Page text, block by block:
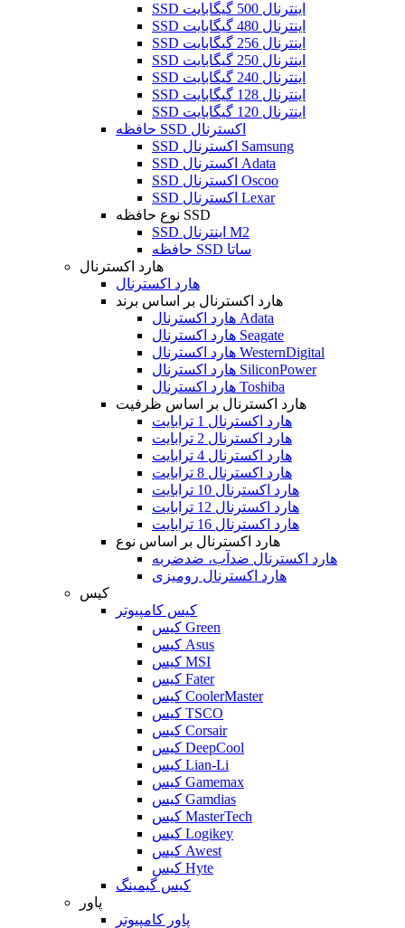
SSD اینترنال 500 گیگابایت
SSD اینترنال 480 گیگابایت
SSD اینترنال 256 گیگابایت
SSD اینترنال 250 گیگابایت
SSD اینترنال 240 گیگابایت
SSD اینترنال 128 گیگابایت
SSD اینترنال 120 گیگابایت
حافظه SSD اکسترنال
SSD اکسترنال Samsung
SSD اکسترنال Adata
SSD اکسترنال Oscoo
SSD اکسترنال Lexar
نوع حافظه SSD
SSD اینترنال M2
حافظه SSD ساتا
هارد اکسترنال
هارد اکسترنال
هارد اکسترنال بر اساس برند
هارد اکسترنال Adata
هارد اکسترنال Seagate
هارد اکسترنال WesternDigital
هارد اکسترنال SiliconPower
هارد اکسترنال Toshiba
هارد اکسترنال بر اساس ظرفیت
هارد اکسترنال 1 ترابایت
هارد اکسترنال 2 ترابایت
هارد اکسترنال 4 ترابایت
هارد اکسترنال 8 ترابایت
هارد اکسترنال 10 ترابایت
هارد اکسترنال 12 ترابایت
هارد اکسترنال 16 ترابایت
هارد اکسترنال بر اساس نوع
هارد اکسترنال ضدآب، ضدضربه
هارد اکسترنال رومیزی
کیس
کیس کامپیوتر
کیس Green
کیس Asus
کیس MSI
کیس Fater
کیس CoolerMaster
کیس TSCO
کیس Corsair
کیس DeepCool
کیس Lian-Li
کیس Gamemax
کیس Gamdias
کیس MasterTech
کیس Logikey
کیس Awest
کیس Hyte
کیس گیمینگ
پاور
پاور کامپیوتر